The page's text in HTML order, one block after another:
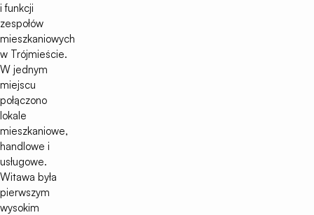
i funkcji
zespołów
mieszkaniowych
w Trójmieście.
W jednym
miejscu
połączono
lokale
mieszkaniowe,
handlowe i
usługowe.
Witawa była
pierwszym
wysokim